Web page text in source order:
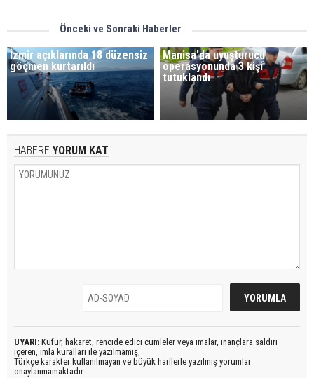
Önceki ve Sonraki Haberler
İzmir açıklarında 18 düzensiz
göçmen kurtarıldı
Manisa'da uyuşturucu
operasyonunda 3 kişi
tutuklandı
HABERE YORUM KAT
UYARI: Küfür, hakaret, rencide edici cümleler veya imalar, inançlara saldırı
içeren, imla kuralları ile yazılmamış,
Türkçe karakter kullanılmayan ve büyük harflerle yazılmış yorumlar
onaylanmamaktadır.